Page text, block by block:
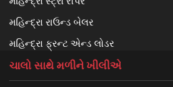
મહિન્દ્રા રાઉન્ડ બેલર
મહિન્દ્રા ફ્રન્ટ એન્ડ લોડર
ચાલો સાથે મળીને ખીલીએ